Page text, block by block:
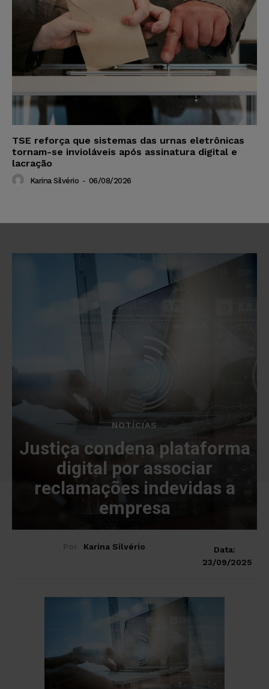
TSE reforça que sistemas das urnas eletrônicas
tornam-se invioláveis após assinatura digital e
lacração
Karina Silvério - 06/08/2026